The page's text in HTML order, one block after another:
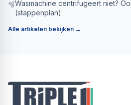
🫧Wasmachine centrifugeert niet?
(stappenplan)
Alle artikelen bekijken →